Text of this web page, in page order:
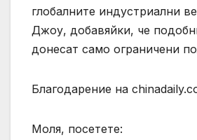
глобалните индустриални
Джоу, добавяйки, че
донесат само ограничени
Благодарение на
Моля, посетете: